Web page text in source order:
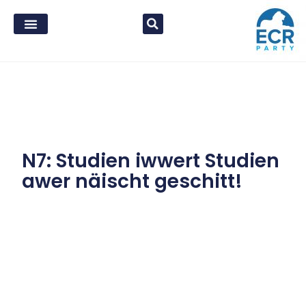
N7: Studien iwwert Studien
awer näischt geschitt!